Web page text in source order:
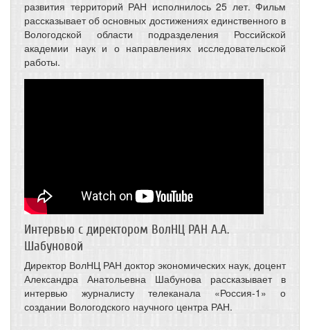
развития территорий РАН исполнилось 25 лет. Фильм
рассказывает об основных достижениях единственного в
Вологодской области подразделения Российской
академии наук и о направлениях исследовательской
работы.
Интервью с директором ВолНЦ РАН А.А.
Шабуновой
Директор ВолНЦ РАН доктор экономических наук, доцент
Александра Анатольевна Шабунова рассказывает в
интервью журналисту телеканала «Россия-1» о
создании Вологодского научного центра РАН.